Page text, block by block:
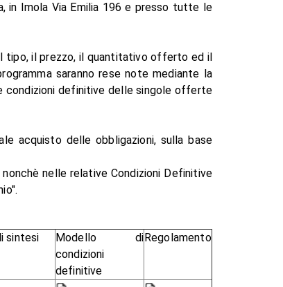
in Imola Via Emilia 196 e presso tutte le
tipo, il prezzo, il quantitativo offerto ed il
saranno rese note mediante la
condizioni definitive delle singole offerte
acquisto delle obbligazioni, sulla base
nelle relative Condizioni Definitive
sintesi
Modello di
condizioni
definitive
Regolamento